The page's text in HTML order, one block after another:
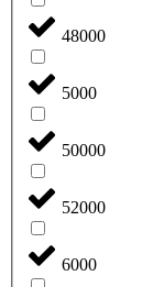
48000
5000
50000
52000
6000